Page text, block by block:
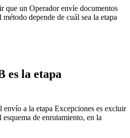
que un Operador envíe documentos
depende de cuál sea la etapa
es la etapa
a la etapa Excepciones es excluir
de enrutamiento, en la